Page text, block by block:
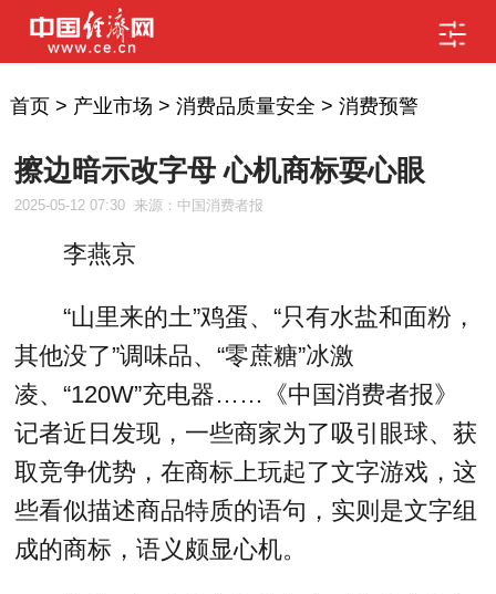
首页> 产业市场 > 消费品质量安全 > 消费预警
擦边暗示改字母 心机商标耍心眼
2025-05-12 07:30 来源：中国消费者报
李燕京
“山里来的土”鸡蛋、“只有水盐和面粉，
其他没了”调味品、“零蔗糖”冰激
凌、“120W”充电器……《中国消费者报》
记者近日发现，一些商家为了吸引眼球、获
取竞争优势，在商标上玩起了文字游戏，这
些看似描述商品特质的语句，实则是文字组
成的商标，语义颇显心机。